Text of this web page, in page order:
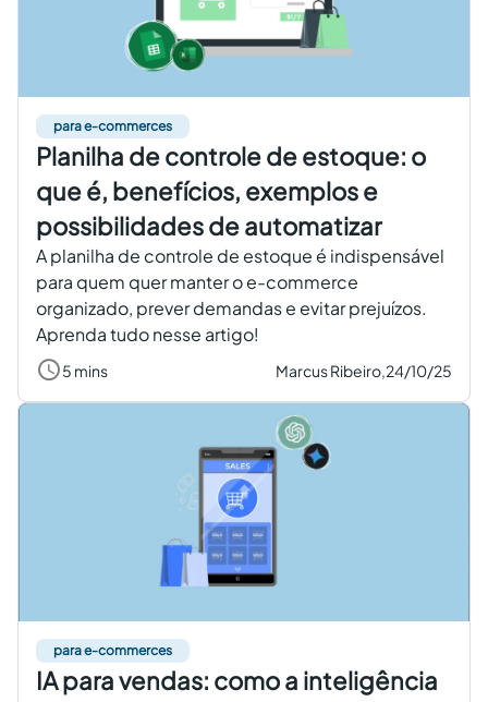
para e-commerces
Planilha de controle de estoque: o
que é, benefícios, exemplos e
possibilidades de automatizar
A planilha de controle de estoque é indispensável
para quem quer manter o e-commerce
organizado, prever demandas e evitar prejuízos.
Aprenda tudo nesse artigo!
5 mins Marcus Ribeiro,24/10/25
para e-commerces
IA para vendas: como a inteligência